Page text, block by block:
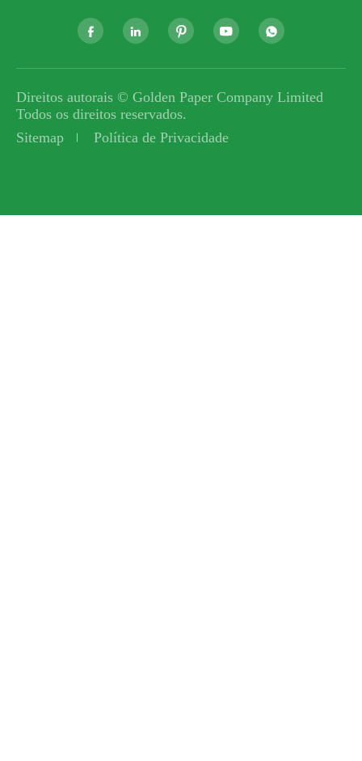
    
Direitos autorais © Golden Paper Company Limited
Todos os direitos reservados.
Sitemap
Política de Privacidade